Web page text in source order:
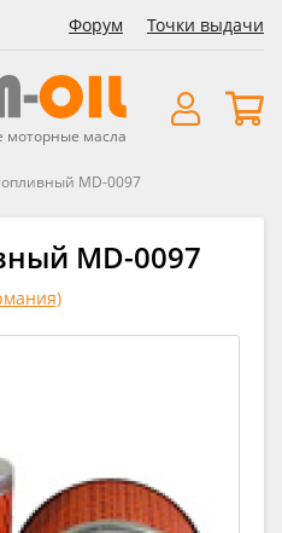
Форум Точки выдачи
моторные масла
MD-0097
MD-0097